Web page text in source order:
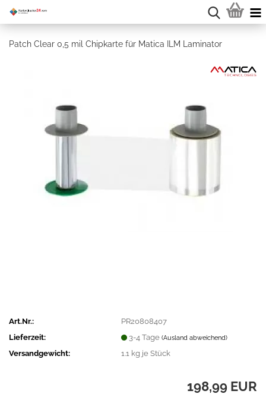
Patch Clear 0,5 mil Chipkarte für Matica ILM Laminator
Art.Nr.:
PR20808407
Lieferzeit:
3-4 Tage(Ausland abweichend)
Versandgewicht: 1.1 kg je Stück
198,99 EUR